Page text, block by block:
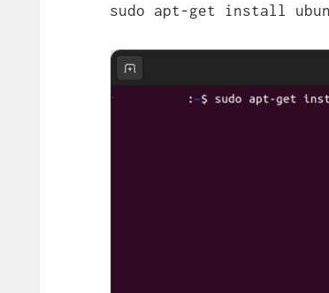
sudo apt-get install